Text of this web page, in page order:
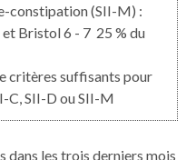
constipation (SII-M) :
Bristol 6 - 7 25 % du
critères suffisants pour
C, SII-D ou SII-M
dans les trois derniers mois